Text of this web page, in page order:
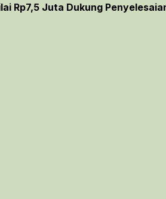
Rp7,5 Juta Dukung